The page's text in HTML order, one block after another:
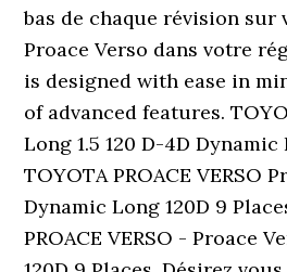
bas de chaque révision sur
Proace Verso dans votre
is designed with ease in
of advanced features.
Long 1.5 120 D-4D Dynamic
TOYOTA PROACE VERSO
Dynamic Long 120D 9
PROACE VERSO - Proace